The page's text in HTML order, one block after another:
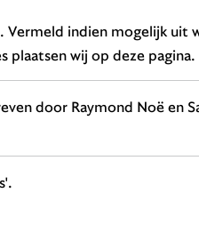
. Vermeld indien mogelijk uit
plaatsen wij op deze pagina.
door Raymond Noë en